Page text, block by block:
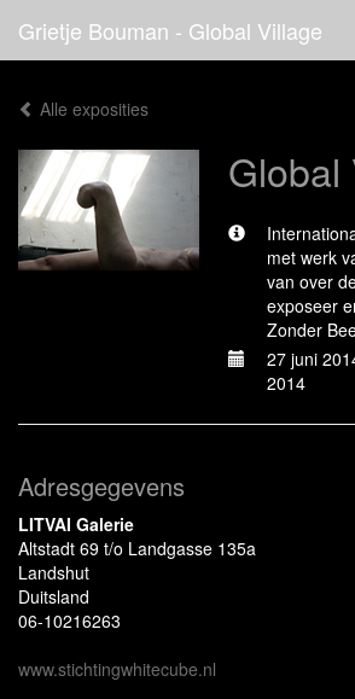
Grietje Bouman - Global Village
Alle exposities
Global
met werk
van over
exposeer
Zonder
27 juni
2014
Adresgegevens
LITVAI Galerie
Altstadt 69 t/o Landgasse 135a
Landshut
Duitsland
06-10216263
www.stichtingwhitecube.nl